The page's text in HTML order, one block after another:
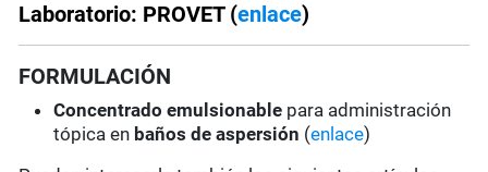
Laboratorio: PROVET (enlace)
FORMULACIÓN
Concentrado emulsionable para administración
tópica en baños de aspersión (enlace)